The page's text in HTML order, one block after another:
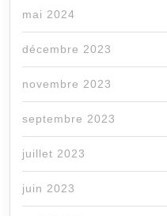
mai 2024
décembre 2023
novembre 2023
septembre 2023
juillet 2023
juin 2023